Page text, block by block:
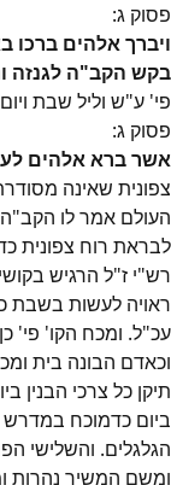
פסוק ג:
ויברך אלהים ברכו
בקש הקב"ה לגנזה
פי' ע"ש וליל שבת
פסוק ג:
אשר ברא אלהים
צפונית שאינה
העולם אמר לו
לבראת רוח צפונית
רש"י ז"ל הרגיש
ראויה לעשות בשבת
עכ"ל. ומכח הקו' פי'
וכאדם הבונה בית
תיקן כל צרכי הבנין
ביום כדמוכח במדרש
הגלגלים. והשלישי
ומשם המשיך נהרות